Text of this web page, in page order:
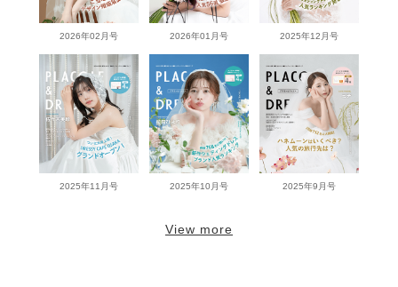
2026年02月号 2026年01月号 2025年12月号
2025年11月号 2025年10月号 2025年9月号
View more